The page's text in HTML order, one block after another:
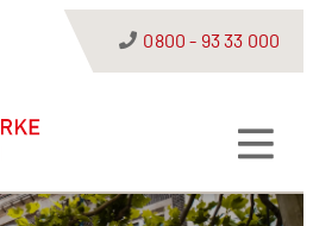
0800 - 93 33 000